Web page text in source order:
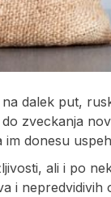
dalek put,
zveckanja
donesu
ali i po
i nepredvidivih